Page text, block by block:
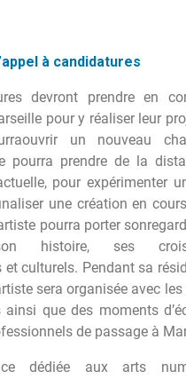
à candidatures
devront prendre en
pour y réaliser leur
un nouveau
pourra prendre de la
pour expérimenter
une création en
pourra porter
histoire, ses
et culturels. Pendant sa
sera organisée avec
ainsi que des moments
de passage à
dédiée aux arts